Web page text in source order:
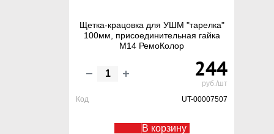
Щетка-крацовка для УШМ "тарелка"
100мм, присоединительная гайка
М14 РемоКолор
244
руб./шт
Код
UT-00007507
В корзину